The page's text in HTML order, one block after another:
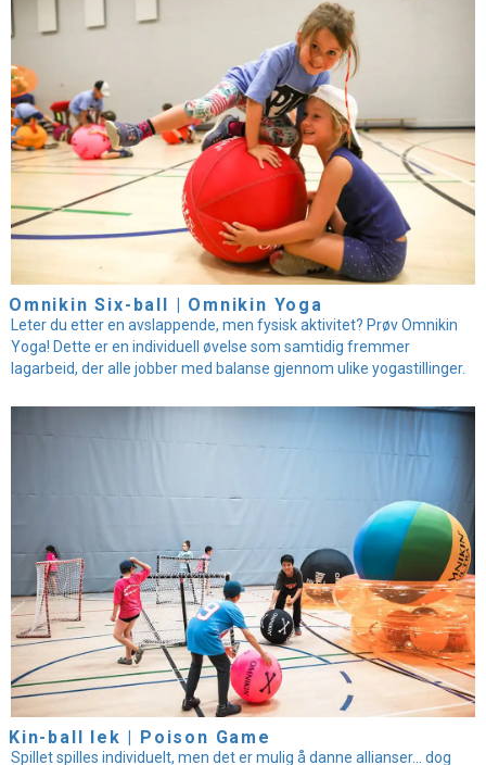
Omnikin Six-ball | Omnikin Yoga
Leter du etter en avslappende, men fysisk aktivitet? Prøv Omnikin
Yoga! Dette er en individuell øvelse som samtidig fremmer
lagarbeid, der alle jobber med balanse gjennom ulike yogastillinger.
Kin-ball lek | Poison Game
Spillet spilles individuelt, men det er mulig å danne allianser... dog